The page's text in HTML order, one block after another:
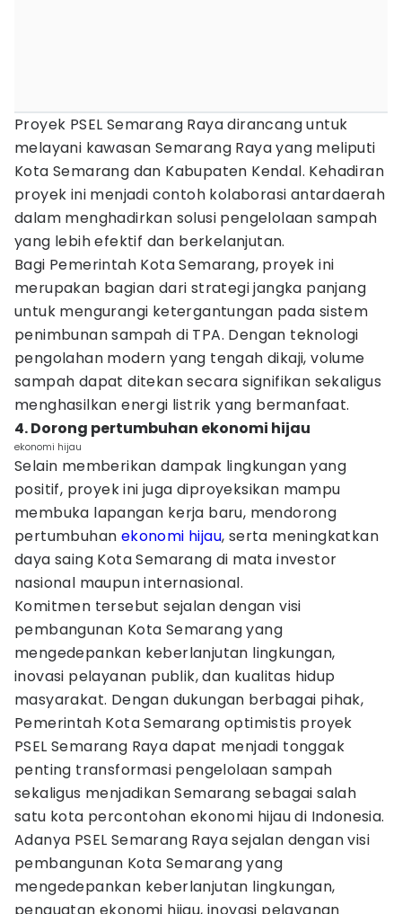
Proyek PSEL Semarang Raya dirancang untuk
melayani kawasan Semarang Raya yang meliputi
Kota Semarang dan Kabupaten Kendal. Kehadiran
proyek ini menjadi contoh kolaborasi antardaerah
dalam menghadirkan solusi pengelolaan sampah
yang lebih efektif dan berkelanjutan.
Bagi Pemerintah Kota Semarang, proyek ini
merupakan bagian dari strategi jangka panjang
untuk mengurangi ketergantungan pada sistem
penimbunan sampah di TPA. Dengan teknologi
pengolahan modern yang tengah dikaji, volume
sampah dapat ditekan secara signifikan sekaligus
menghasilkan energi listrik yang bermanfaat.
4. Dorong pertumbuhan ekonomi hijau
ekonomi hijau
Selain memberikan dampak lingkungan yang
positif, proyek ini juga diproyeksikan mampu
membuka lapangan kerja baru, mendorong
pertumbuhan ekonomi hijau, serta meningkatkan
daya saing Kota Semarang di mata investor
nasional maupun internasional.
Komitmen tersebut sejalan dengan visi
pembangunan Kota Semarang yang
mengedepankan keberlanjutan lingkungan,
inovasi pelayanan publik, dan kualitas hidup
masyarakat. Dengan dukungan berbagai pihak,
Pemerintah Kota Semarang optimistis proyek
PSEL Semarang Raya dapat menjadi tonggak
penting transformasi pengelolaan sampah
sekaligus menjadikan Semarang sebagai salah
satu kota percontohan ekonomi hijau di Indonesia.
Adanya PSEL Semarang Raya sejalan dengan visi
pembangunan Kota Semarang yang
mengedepankan keberlanjutan lingkungan,